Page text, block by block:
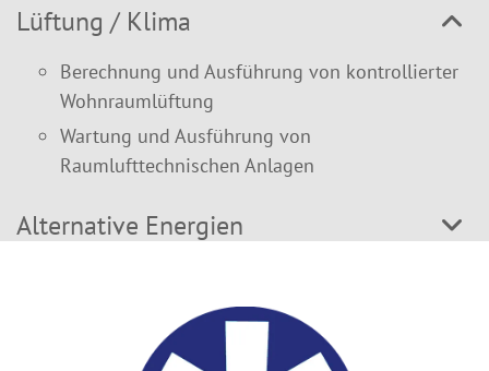
Lüftung / Klima
Berechnung und Ausführung von kontrollierter
Wohnraumlüftung
Wartung und Ausführung von
Raumlufttechnischen Anlagen
Alternative Energien